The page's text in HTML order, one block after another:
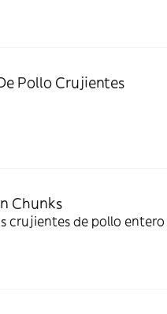
Pollo Crujientes
Chunks
crujientes de pollo entero